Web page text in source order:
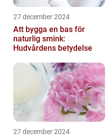
27 december 2024
Att bygga en bas för
naturlig smink:
Hudvårdens betydelse
27 december 2024